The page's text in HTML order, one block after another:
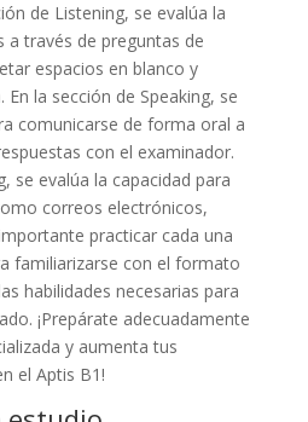
de Listening, se evalúa la
a través de preguntas de
espacios en blanco y
la sección de Speaking, se
comunicarse de forma oral a
con el examinador.
se evalúa la capacidad para
correos electrónicos,
practicar cada una
familiarizarse con el formato
habilidades necesarias para
¡Prepárate adecuadamente
y aumenta tus
el Aptis B1!